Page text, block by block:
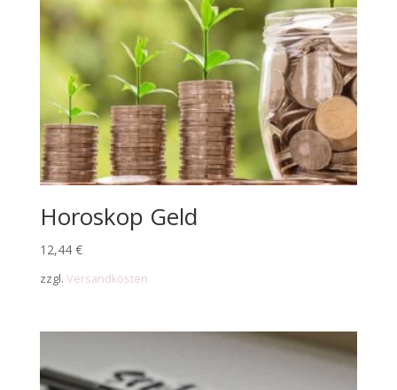
Horoskop Geld
12,44 €
zzgl. Versandkosten